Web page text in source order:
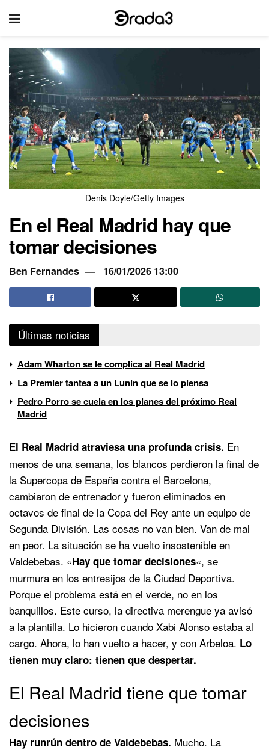
Denis Doyle/Getty Images
En el Real Madrid hay que
tomar decisiones
Ben Fernandes 16/01/2026 13:00
Últimas noticias
Adam Wharton se le complica al Real Madrid
La Premier tantea a un Lunin que se lo piensa
Pedro Porro se cuela en los planes del próximo Real
Madrid
El Real Madrid atraviesa una profunda crisis. En
menos de una semana, los blancos perdieron la final de
la Supercopa de España contra el Barcelona,
cambiaron de entrenador y fueron eliminados en
octavos de final de la Copa del Rey ante un equipo de
Segunda División. Las cosas no van bien. Van de mal
en peor. La situación se ha vuelto insostenible en
Valdebebas. «Hay que tomar decisiones«, se
murmura en los entresijos de la Ciudad Deportiva.
Porque el problema está en el verde, no en los
banquillos. Este curso, la directiva merengue ya avisó
a la plantilla. Lo hicieron cuando Xabi Alonso estaba al
cargo. Ahora, lo han vuelto a hacer, y con Arbeloa. Lo
tienen muy claro: tienen que despertar.
El Real Madrid tiene que tomar
decisiones
Hay runrún dentro de Valdebebas. Mucho. La